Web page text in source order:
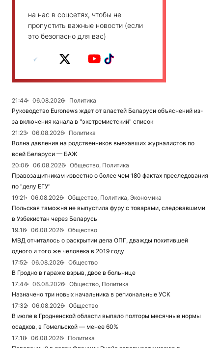
на нас в соцсетях, чтобы не
пропустить важные новости (если
это безопасно для вас)
21:44 06.08.2026
Политика
Руководство Euronews ждет от властей Беларуси объяснений из-
за включения канала в "экстремистский" список
21:23
06.08.2026
Политика
Волна давления на родственников выехавших журналистов по
всей Беларуси — БАЖ
20:06
06.08.2026
Общество, Политика
Правозащитникам известно о более чем 180 фактах преследования
по "делу ЕГУ"
19:21
06.08.2026
Общество, Политика, Экономика
Польская таможня не выпустила фуру с товарами, следовавшими
в Узбекистан через Беларусь
19:16
06.08.2026
Общество
МВД отчиталось о раскрытии дела ОПГ, дважды похитившей
одного и того же человека в 2019 году
17:52
06.08.2026
Общество
В Гродно в гараже взрыв, двое в больнице
17:44
06.08.2026
Общество, Политика
Назначено три новых начальника в региональные УСК
17:32
06.08.2026
Общество
В июле в Гродненской области выпало полторы месячные нормы
осадков, в Гомельской — менее 60%
17:18
06.08.2026
Политика